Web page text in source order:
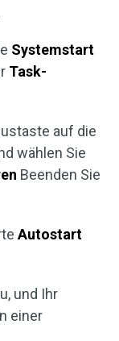
Systemstart
Task-
auf die
wählen Sie
Beenden Sie
Autostart
und Ihr
einer